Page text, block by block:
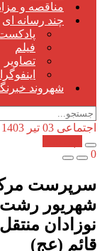
مناقصه و
چند رسانه ای
فیلم
تصاویر
شهروند
اجتماعی 03 تیر 1403 - 2 سال پیش
0
شهریور رشت
نوزادان
قائم (عج)